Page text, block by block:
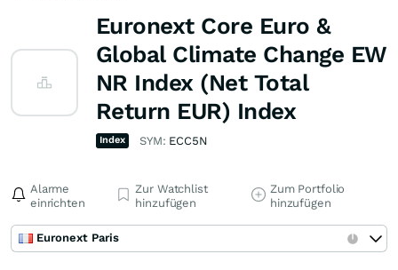
Euronext Core Euro &
Global Climate Change EW
NR Index (Net Total
Return EUR) Index
Index SYM: ECC5N
Alarme
einrichten
Zur Watchlist
hinzufügen
Zum Portfolio
hinzufügen
Euronext Paris